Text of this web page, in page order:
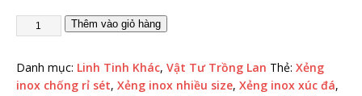
Thêm vào giỏ hàng
Danh mục: Linh Tinh Khác, Vật Tư Trồng Lan Thẻ: Xẻng
inox chống rỉ sét, Xẻng inox nhiều size, Xẻng inox xúc đá,